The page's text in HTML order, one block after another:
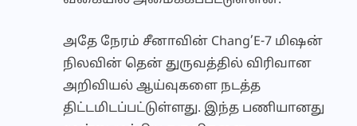
அதே நேரம் சீனாவின் Chang’E-7 மிஷன்
நிலவின் தென் துருவத்தில் விரிவான
அறிவியல் ஆய்வுகளை நடத்த
திட்டமிடப்பட்டுள்ளது. இந்த பணியானது